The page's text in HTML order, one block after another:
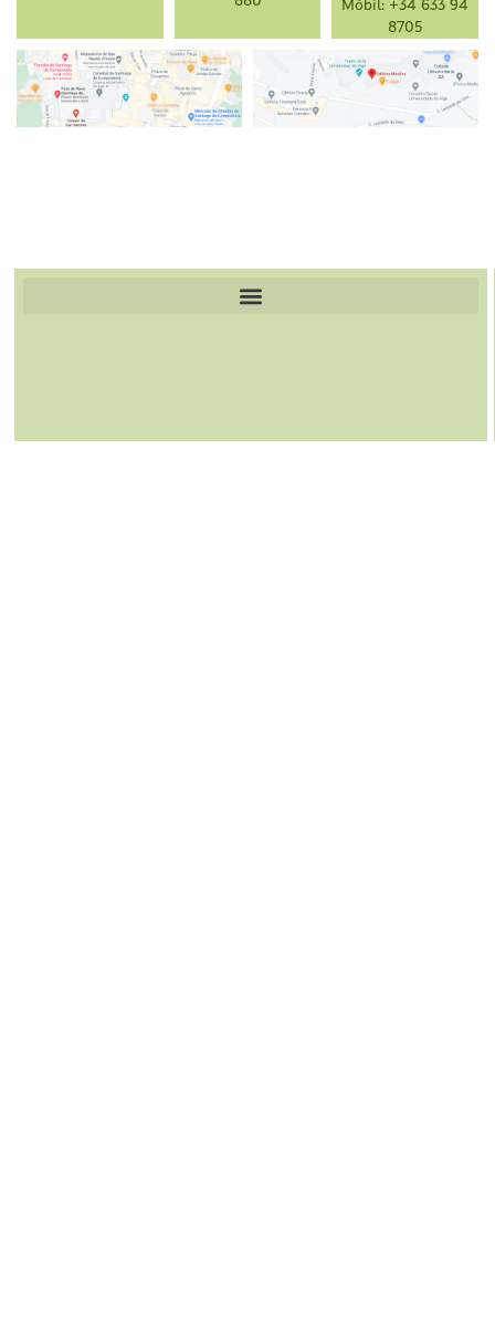
Móbil: +34 633 94
8705